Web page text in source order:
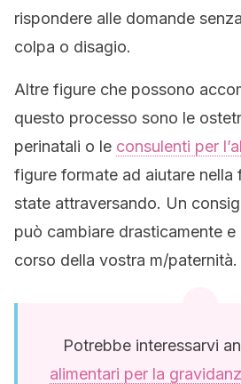
rispondere alle domande
colpa o disagio.
Altre figure che possono
questo processo sono le
perinatali o le consulenti per
figure formate ad aiutare nella
state attraversando. Un
può cambiare drasticamente
corso della vostra m/paternità.
Potrebbe interessarvi
alimentari per la